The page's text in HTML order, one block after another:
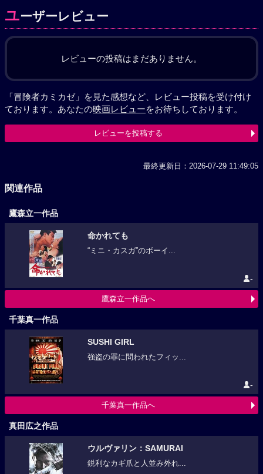
ユーザーレビュー
レビューの投稿はまだありません。
「冒険者カミカゼ」を見た感想など、レビュー投稿を受け付け
ております。あなたの映画レビューをお待ちしております。
レビューを投稿する
最終更新日：2026-07-29 11:49:05
関連作品
鷹森立一作品
命かれても
“ミニ・カスガ”のボーイ...
-
鷹森立一作品へ
千葉真一作品
SUSHI GIRL
強盗の罪に問われたフィッ...
-
千葉真一作品へ
真田広之作品
ウルヴァリン：SAMURAI
鋭利なカギ爪と人並み外れ...